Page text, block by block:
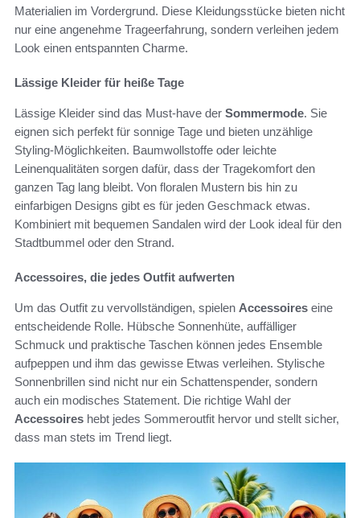
Materialien im Vordergrund. Diese Kleidungsstücke bieten nicht
nur eine angenehme Trageerfahrung, sondern verleihen jedem
Look einen entspannten Charme.
Lässige Kleider für heiße Tage
Lässige Kleider sind das Must-have der Sommermode. Sie
eignen sich perfekt für sonnige Tage und bieten unzählige
Styling-Möglichkeiten. Baumwollstoffe oder leichte
Leinenqualitäten sorgen dafür, dass der Tragekomfort den
ganzen Tag lang bleibt. Von floralen Mustern bis hin zu
einfarbigen Designs gibt es für jeden Geschmack etwas.
Kombiniert mit bequemen Sandalen wird der Look ideal für den
Stadtbummel oder den Strand.
Accessoires, die jedes Outfit aufwerten
Um das Outfit zu vervollständigen, spielen Accessoires eine
entscheidende Rolle. Hübsche Sonnenhüte, auffälliger
Schmuck und praktische Taschen können jedes Ensemble
aufpeppen und ihm das gewisse Etwas verleihen. Stylische
Sonnenbrillen sind nicht nur ein Schattenspender, sondern
auch ein modisches Statement. Die richtige Wahl der
Accessoires hebt jedes Sommeroutfit hervor und stellt sicher,
dass man stets im Trend liegt.